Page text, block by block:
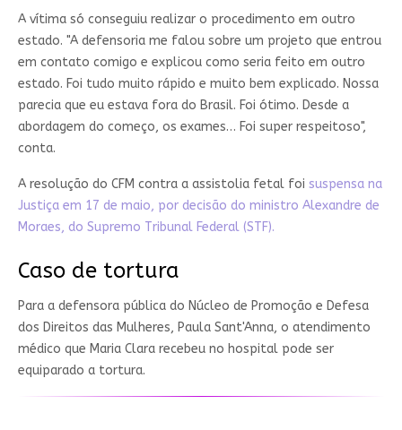
A vítima só conseguiu realizar o procedimento em outro
estado. "A defensoria me falou sobre um projeto que entrou
em contato comigo e explicou como seria feito em outro
estado. Foi tudo muito rápido e muito bem explicado. Nossa
parecia que eu estava fora do Brasil. Foi ótimo. Desde a
abordagem do começo, os exames… Foi super respeitoso",
conta.
A resolução do CFM contra a assistolia fetal foi suspensa na
Justiça em 17 de maio, por decisão do ministro Alexandre de
Moraes, do Supremo Tribunal Federal (STF).
Caso de tortura
Para a defensora pública do Núcleo de Promoção e Defesa
dos Direitos das Mulheres, Paula Sant'Anna, o atendimento
médico que Maria Clara recebeu no hospital pode ser
equiparado a tortura.